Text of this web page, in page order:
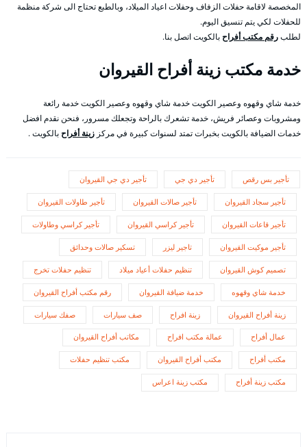
المخصصة لاقامة حفلات الزفاف وحفلات اعياد الميلاد، وبالطبع تحتاج الى شركة منظمة
للحفلات لكي يتم تنسيق اليوم.
لطلبرقم مكتب أفراح بالكويت اتصل بنا.
خدمة مكتب زينة أفراح القيروان
خدمة شاي وقهوه وعصير الكويت خدمة شاي وقهوه وعصير الكويت خدمة رائعة
ومشروبات وعصائر فريش، خدمة تشعرك بالراحة وتجعلك مسرور، فنحن نقدم افضل
خدمات الضيافة بالكويت بخبرات تمتد لسنوات كبيرة في مركز زينة أفراح بالكويت .
تأجير بس رقص تأجير دي جي تأجير دي جي القيروان
تأجير سجاد القيروان تأجير صالات القيروان تأجير طاولات القيروان
تأجير قاعات القيروان تأجير كراسي القيروان تأجير كراسي وطاولات
تأجير موكيت القيروان تاجير ليزر تسكير صالات وحدائق
تصميم كوش القيروان تنظيم حفلات أعياد ميلاد تنظيم حفلات تخرج
خدمة شاي وقهوه خدمة ضيافة القيروان رقم مكتب أفراح القيروان
زينة أفراح القيروان زينة افراح صف سيارات صفك سيارات
عمال أفراح عمالة مكتب افراح مكاتب أفراح القيروان
مكتب أفراح مكتب أفراح القيروان مكتب تنظيم حفلات
مكتب زينة أفراح مكتب زينة اعراس